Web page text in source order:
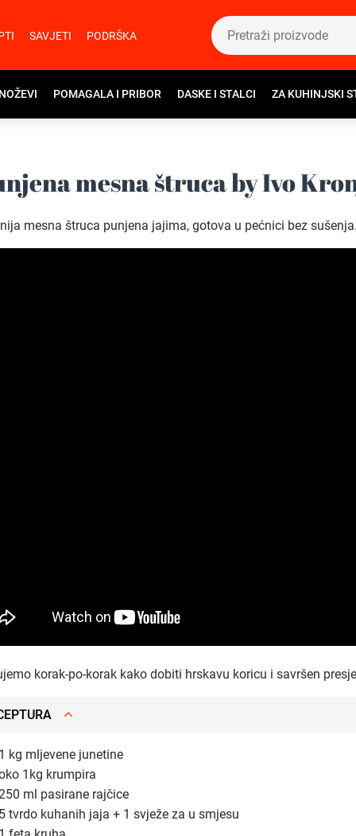
SAVJETI PODRŠKA
POMAGALA I PRIBOR DASKE I STALCI ZA KUHINJSKI
mesna štruca by Ivo
mesna štruca punjena jajima, gotova u pećnici bez
korak-po-korak kako dobiti hrskavu koricu i savršen
kg mljevene junetine
1kg krumpira
ml pasirane rajčice
tvrdo kuhanih jaja + 1 svježe za u smjesu